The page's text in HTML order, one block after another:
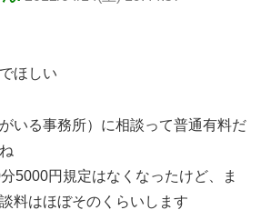
ほしい
いる事務所）に相談って普通有料だ
5000円規定はなくなったけど、ま
料はほぼそのくらいします